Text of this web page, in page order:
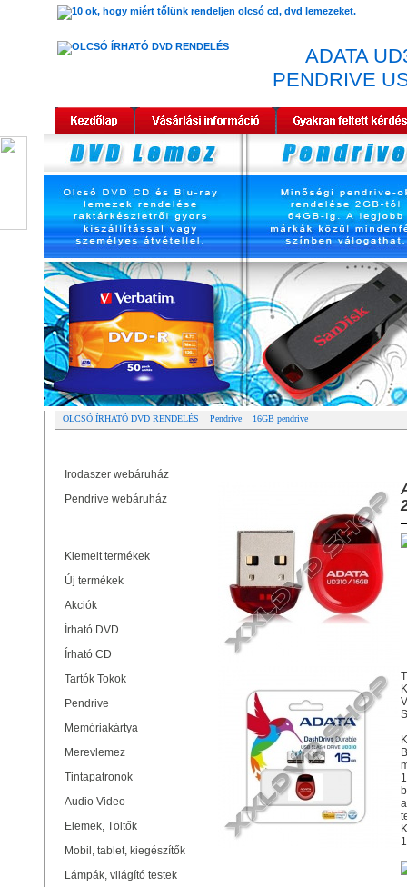
ADATA
PENDRIVE
OLCSÓ ÍRHATÓ DVD RENDELÉS Pendrive 16GB pendrive
Irodaszer webáruház
Pendrive webáruház
Kiemelt termékek
Új termékek
Akciók
Írható DVD
Írható CD
Tartók Tokok
Pendrive
Memóriakártya
Merevlemez
Tintapatronok
Audio Video
Elemek, Töltők
Mobil, tablet, kiegészítők
Lámpák, világító testek